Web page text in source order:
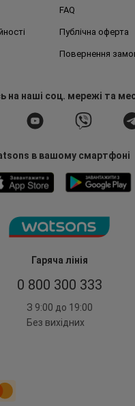
Гаряча лінія
0 800 300 333
З 9:00 до 19:00
Без вихідних
FAQ
Публічна оферта
Повернення
на наші соц. мережі та
в вашому смартфоні